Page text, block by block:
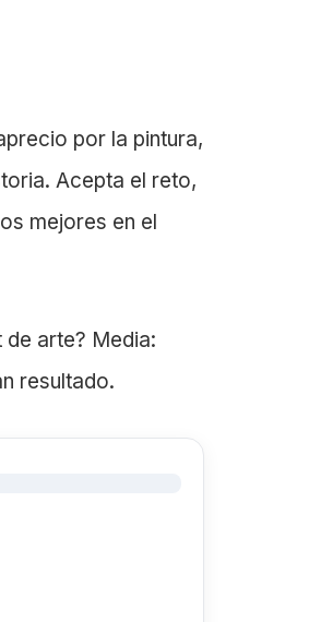
por la pintura,
Acepta el reto,
mejores en el
arte? Media:
resultado.